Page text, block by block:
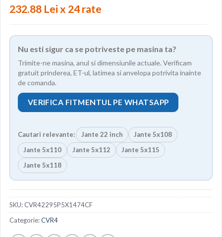
232.88 Lei x 24 rate
Nu esti sigur ca se potriveste pe masina ta?
Trimite-ne masina, anul si dimensiunile actuale. Verificam
gratuit prinderea, ET-ul, latimea si anvelopa potrivita inainte
de comanda.
VERIFICA FITMENTUL PE WHATSAPP
Cautari relevante: Jante 22 inch
Jante 5x108
Jante 5x110
Jante 5x112
Jante 5x115
Jante 5x118
SKU:CVR42295P5X1474CF
Categorie:CVR4